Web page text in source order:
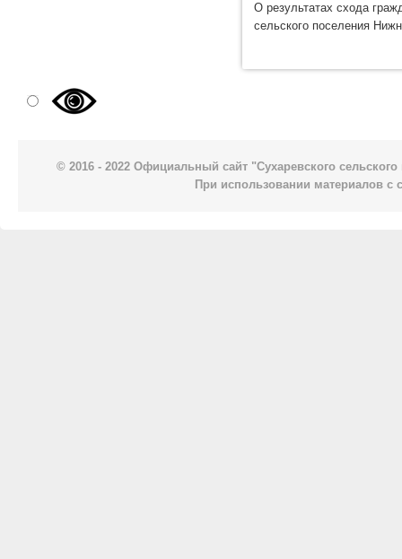
О результатах схода
сельского поселения
© 2016 - 2022 Официальный сайт "Сухаревского
При использовании материалов с